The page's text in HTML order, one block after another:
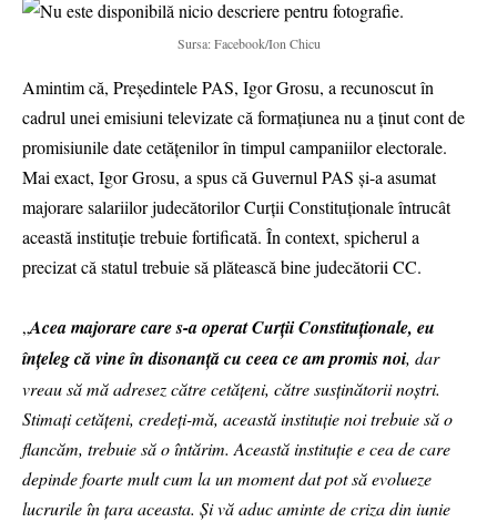
Sursa: Facebook/Ion Chicu
Amintim că, Președintele PAS, Igor Grosu, a recunoscut în
cadrul unei emisiuni televizate că formațiunea nu a ținut cont de
promisiunile date cetățenilor în timpul campaniilor electorale.
Mai exact, Igor Grosu, a spus că Guvernul PAS şi-a asumat
majorare salariilor judecătorilor Curții Constituționale întrucât
această instituţie trebuie fortificată. În context, spicherul a
precizat că statul trebuie să plătească bine judecătorii CC.
„Acea majorare care s-a operat Curţii Constituţionale, eu
înţeleg că vine în disonanţă cu ceea ce am promis noi, dar
vreau să mă adresez către cetăţeni, către susţinătorii noştri.
Stimaţi cetăţeni, credeţi-mă, această instituţie noi trebuie să o
flancăm, trebuie să o întărim. Această instituţie e cea de care
depinde foarte mult cum la un moment dat pot să evolueze
lucrurile în ţara aceasta. Şi vă aduc aminte de criza din iunie